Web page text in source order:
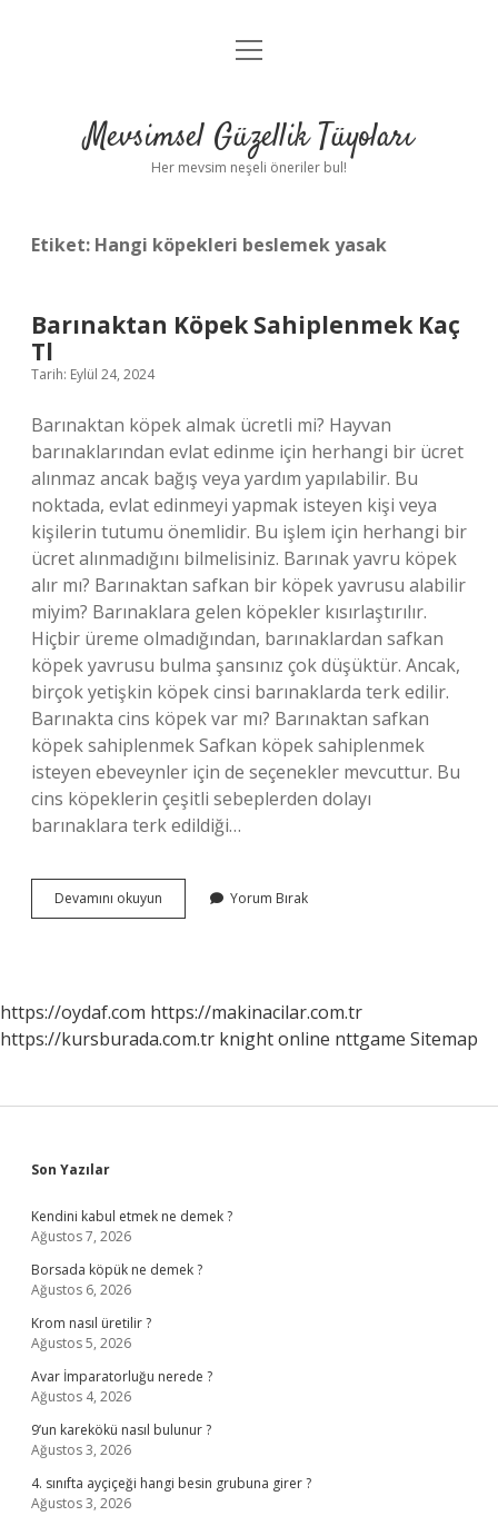
Anasayfa
Yasal Uyarı
menüyü
Mevsimsel Güzellik Tüyoları
Her mevsim neşeli öneriler bul!
Etiket: Hangi köpekleri beslemek yasak
Barınaktan Köpek Sahiplenmek Kaç
Tl
Tarih: Eylül 24, 2024
Barınaktan köpek almak ücretli mi? Hayvan
barınaklarından evlat edinme için herhangi bir ücret
alınmaz ancak bağış veya yardım yapılabilir. Bu
noktada, evlat edinmeyi yapmak isteyen kişi veya
kişilerin tutumu önemlidir. Bu işlem için herhangi bir
ücret alınmadığını bilmelisiniz. Barınak yavru köpek
alır mı? Barınaktan safkan bir köpek yavrusu alabilir
miyim? Barınaklara gelen köpekler kısırlaştırılır.
Hiçbir üreme olmadığından, barınaklardan safkan
köpek yavrusu bulma şansınız çok düşüktür. Ancak,
birçok yetişkin köpek cinsi barınaklarda terk edilir.
Barınakta cins köpek var mı? Barınaktan safkan
köpek sahiplenmek Safkan köpek sahiplenmek
isteyen ebeveynler için de seçenekler mevcuttur. Bu
cins köpeklerin çeşitli sebeplerden dolayı
barınaklara terk edildiği…
Devamını okuyun Barınaktan
Köpek
Yorum Bırak
https://oydaf.com https://makinacilar.com.tr
https://kursburada.com.tr knight online nttgame Sitemap
Sidebar
Son Yazılar
Kendini kabul etmek ne demek ?
Ağustos 7, 2026
Borsada köpük ne demek ?
Ağustos 6, 2026
Krom nasıl üretilir ?
Ağustos 5, 2026
Avar İmparatorluğu nerede ?
Ağustos 4, 2026
9’un karekökü nasıl bulunur ?
Ağustos 3, 2026
4. sınıfta ayçiçeği hangi besin grubuna girer ?
Ağustos 3, 2026